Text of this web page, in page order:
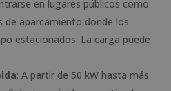
en lugares públicos como
de aparcamiento donde los
estacionados. La carga puede
: A partir de 50 kW hasta más